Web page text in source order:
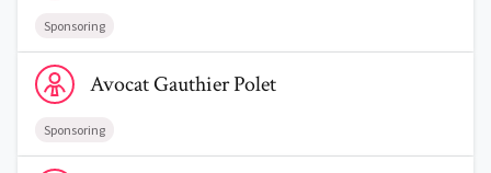
Sponsoring
Voir le profil de AvocatGauthier Polet
AvocatGauthierPolet
Sponsoring
Voir le profil de AvocatPauline Delzandre